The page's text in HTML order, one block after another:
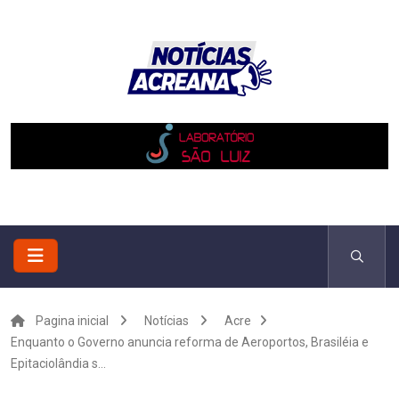
Pagina inicial Notícias
Acre
Enquanto o Governo anuncia reforma de Aeroportos, Brasiléia e
Epitaciolândia s...